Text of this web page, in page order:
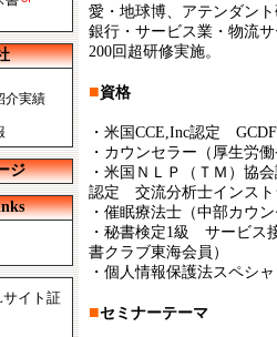
介実績
ジ
サイト証
愛・地球博、アテンダン
銀行・サービス業・物流
200回超研修実施。
■資格
・米国CCE,Inc認定
・カウンセラー（厚生労
・米国ＮＬＰ（ＴＭ）協
認定 交流分析士インスト
・催眠療法士（中部カウ
・秘書検定1級 サービス
書クラブ東海会員）
・個人情報保護法スペシ
■セミナーテーマ